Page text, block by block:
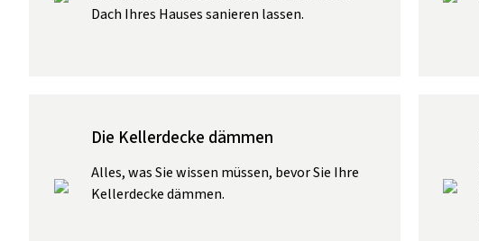
Dach Ihres Hauses sanieren lassen.
Die Kellerdecke dämmen
Alles, was Sie wissen müssen, bevor Sie Ihre
Kellerdecke dämmen.